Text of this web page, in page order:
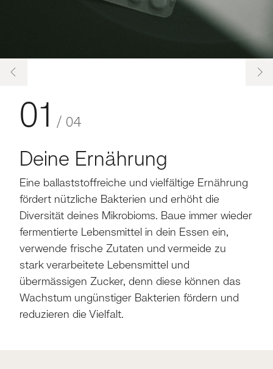
01 / 04
Deine Ernährung
Eine ballaststoffreiche und vielfältige Ernährung
fördert nützliche Bakterien und erhöht die
Diversität deines Mikrobioms. Baue immer wieder
fermentierte Lebensmittel in dein Essen ein,
verwende frische Zutaten und vermeide zu
stark verarbeitete Lebensmittel und
übermässigen Zucker, denn diese können das
Wachstum ungünstiger Bakterien fördern und
reduzieren die Vielfalt.